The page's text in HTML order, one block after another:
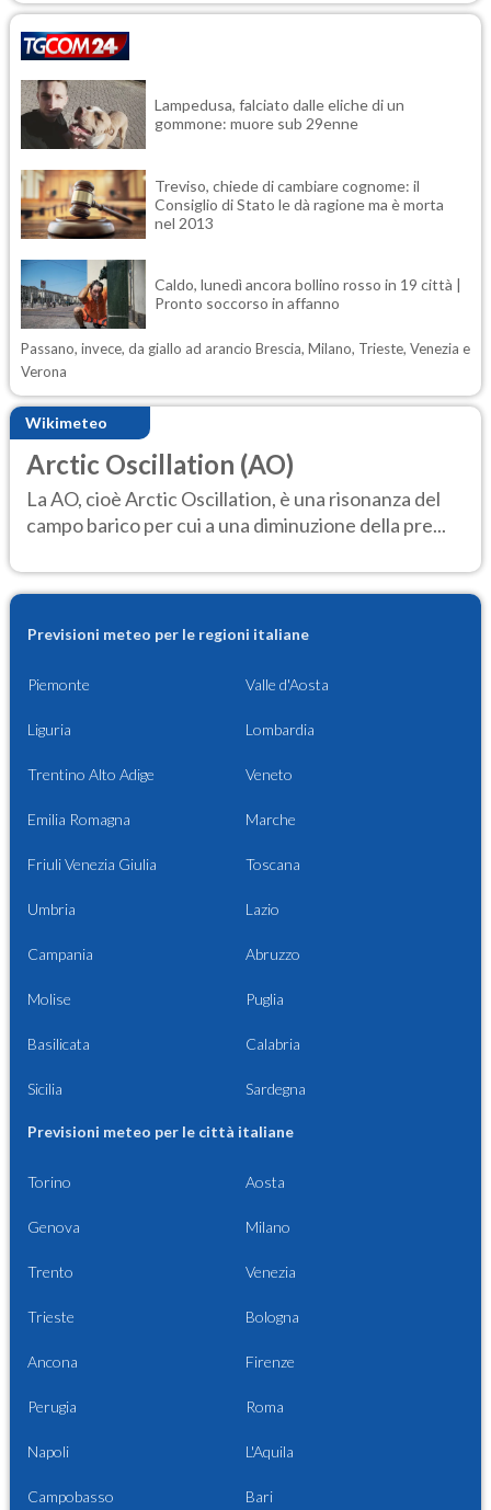
Lampedusa, falciato dalle eliche di un
gommone: muore sub 29enne
Treviso, chiede di cambiare cognome: il
Consiglio di Stato le dà ragione ma è morta
nel 2013
Caldo, lunedì ancora bollino rosso in 19 città |
Pronto soccorso in affanno
Passano, invece, da giallo ad arancio Brescia, Milano, Trieste, Venezia e
Verona
Wikimeteo
Arctic Oscillation (AO)
La AO, cioè Arctic Oscillation, è una risonanza del
campo barico per cui a una diminuzione della pre...
Previsioni meteo per le regioni italiane
Piemonte Valle d'Aosta
Liguria Lombardia
Trentino Alto Adige Veneto
Emilia Romagna Marche
Friuli Venezia Giulia Toscana
Umbria Lazio
Campania Abruzzo
Molise Puglia
Basilicata Calabria
Sicilia Sardegna
Previsioni meteo per le città italiane
Torino Aosta
Genova Milano
Trento Venezia
Trieste Bologna
Ancona Firenze
Perugia Roma
Napoli L'Aquila
Campobasso Bari